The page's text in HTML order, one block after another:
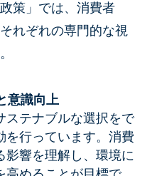
策」では、消費者
れぞれの専門的な視
意識向上
ステナブルな選択をで
を行っています。消費
影響を理解し、環境に